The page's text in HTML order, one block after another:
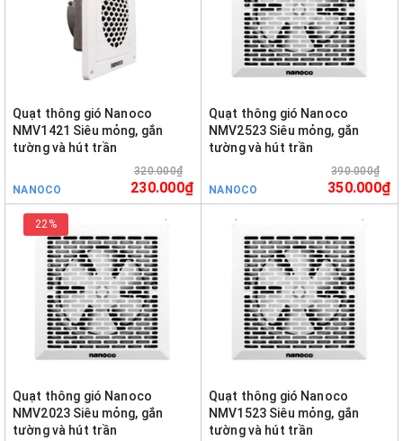
Quạt thông gió Nanoco
NMV1421 Siêu mỏng, gắn
tường và hút trần
NANOCO
320.000₫
230.000₫
Quạt thông gió Nanoco
NMV2523 Siêu mỏng, gắn
tường và hút trần
NANOCO
390.000₫
350.000₫
22%
Quạt thông gió Nanoco
NMV2023 Siêu mỏng, gắn
tường và hút trần
Quạt thông gió Nanoco
NMV1523 Siêu mỏng, gắn
tường và hút trần